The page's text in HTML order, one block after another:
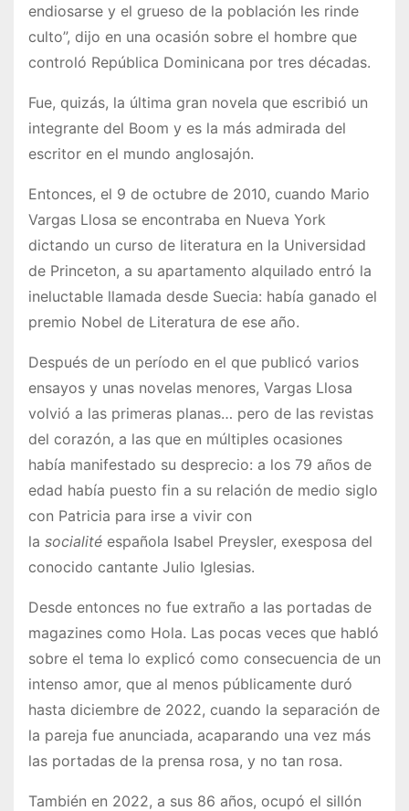
endiosarse y el grueso de la población les rinde
culto”, dijo en una ocasión sobre el hombre que
controló República Dominicana por tres décadas.
Fue, quizás, la última gran novela que escribió un
integrante del Boom y es la más admirada del
escritor en el mundo anglosajón.
Entonces, el 9 de octubre de 2010, cuando Mario
Vargas Llosa se encontraba en Nueva York
dictando un curso de literatura en la Universidad
de Princeton, a su apartamento alquilado entró la
ineluctable llamada desde Suecia: había ganado el
premio Nobel de Literatura de ese año.
Después de un período en el que publicó varios
ensayos y unas novelas menores, Vargas Llosa
volvió a las primeras planas… pero de las revistas
del corazón, a las que en múltiples ocasiones
había manifestado su desprecio: a los 79 años de
edad había puesto fin a su relación de medio siglo
con Patricia para irse a vivir con
la socialité española Isabel Preysler, exesposa del
conocido cantante Julio Iglesias.
Desde entonces no fue extraño a las portadas de
magazines como Hola. Las pocas veces que habló
sobre el tema lo explicó como consecuencia de un
intenso amor, que al menos públicamente duró
hasta diciembre de 2022, cuando la separación de
la pareja fue anunciada, acaparando una vez más
las portadas de la prensa rosa, y no tan rosa.
También en 2022, a sus 86 años, ocupó el sillón